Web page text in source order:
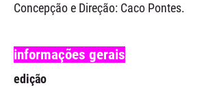
Concepção e Direção: Caco Pontes.
informações gerais
edição